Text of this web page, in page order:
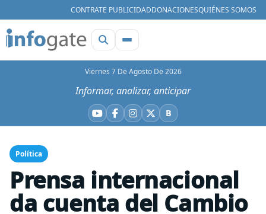
CONTRATE PUBLICIDADDONACIONESQUIÉNES SOMOS
Viernes 7 De Agosto De 2026
Informar, analizar, anticipar
YouTube
Facebook
Instagram
X BBluesky
Política
Prensa internacional
da cuenta del Cambio